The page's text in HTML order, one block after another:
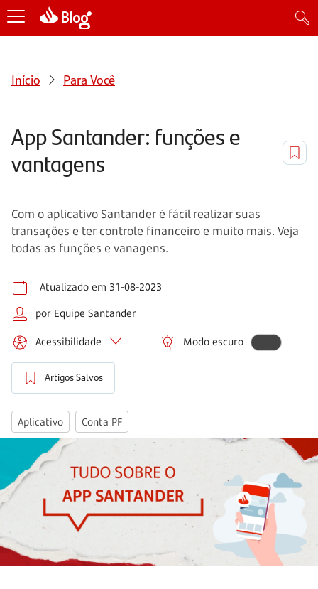
Início Para Você
App Santander: funções e
vantagens
Com o aplicativo Santander é fácil realizar suas
transações e ter controle financeiro e muito mais. Veja
todas as funções e vanagens.
Atualizado em 31-08-2023
por Equipe Santander
Acessibilidade Modo escuro
Artigos Salvos
Aplicativo Conta PF